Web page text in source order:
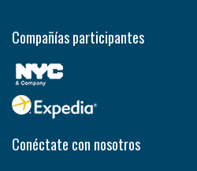
Compañías participantes
Conéctate con nosotros